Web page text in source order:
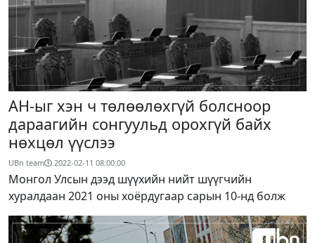
АН-ыг хэн ч төлөөлөхгүй болсноор
дараагийн сонгуульд орохгүй байх
нөхцөл үүслээ
UBn team 2022-02-11 08:00:00
Монгол Улсын дээд шүүхийн нийт шүүгчийн
хуралдаан 2021 оны хоёрдугаар сарын 10-нд болж